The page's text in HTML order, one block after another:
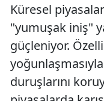
Küresel
"yumuşak iniş"
güçleniyor.
duruşlarını